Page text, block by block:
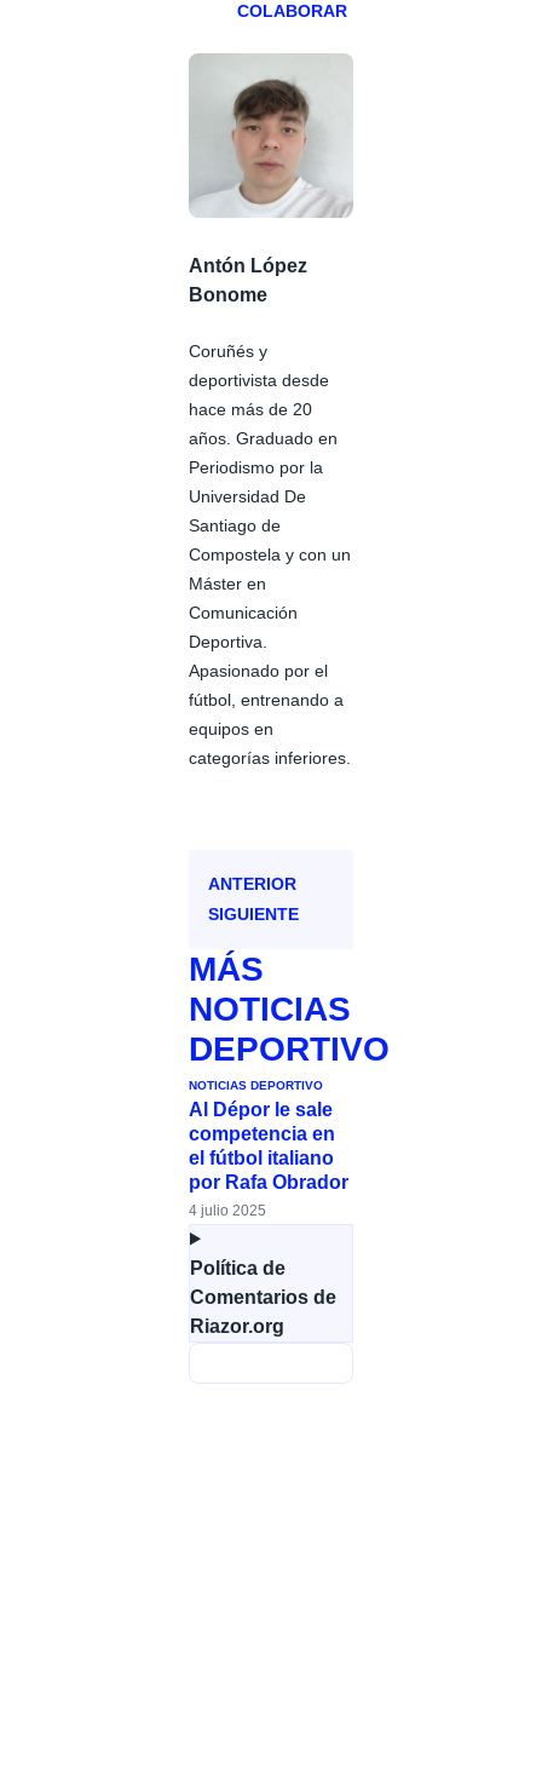
COLABORAR
Antón López
Bonome
Coruñés y
deportivista desde
hace más de 20
años. Graduado en
Periodismo por la
Universidad De
Santiago de
Compostela y con un
Máster en
Comunicación
Deportiva.
Apasionado por el
fútbol, entrenando a
equipos en
categorías inferiores.
ANTERIOR
SIGUIENTE
MÁS
NOTICIAS
DEPORTIVO
NOTICIAS DEPORTIVO
Al Dépor le sale
competencia en
el fútbol italiano
por Rafa Obrador
4 julio 2025
Política de
Comentarios de
Riazor.org